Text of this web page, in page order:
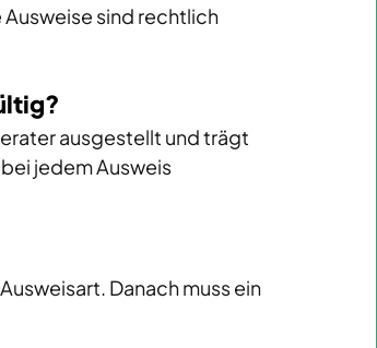
sind rechtlich
ausgestellt und trägt
jedem Ausweis
Danach muss ein